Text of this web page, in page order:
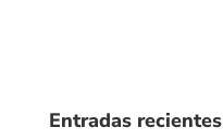
Entradas recientes